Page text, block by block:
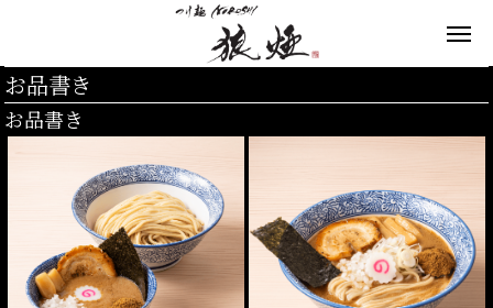
お品書き
お品書き